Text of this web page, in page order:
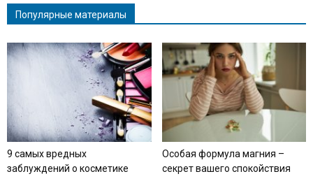
Популярные материалы
9 самых вредных
заблуждений о косметике
Особая формула магния –
секрет вашего спокойствия